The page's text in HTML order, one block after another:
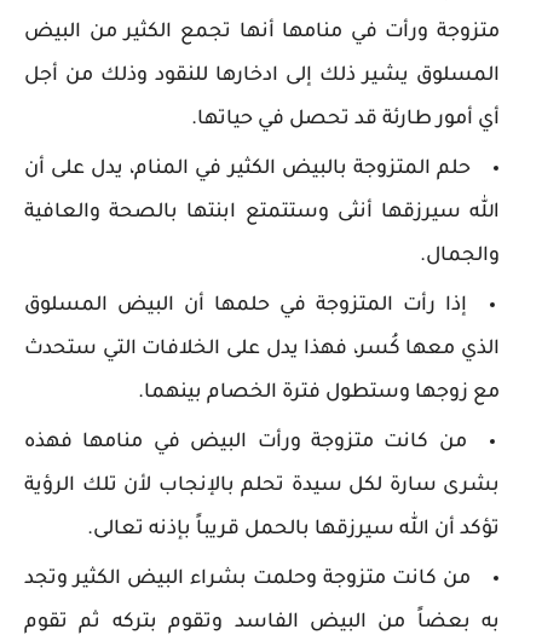
متزوجة ورأت في منامها أنها تجمع الكثير من البيض
المسلوق يشير ذلك إلى ادخارها للنقود وذلك من أجل
أي أمور طارئة قد تحصل في حياتها.
حلم المتزوجة بالبيض الكثير في المنام، يدل على أن
الله سيرزقها أنثى وستتمتع ابنتها بالصحة والعافية
والجمال.
إذا رأت المتزوجة في حلمها أن البيض المسلوق
الذي معها كُسر، فهذا يدل على الخلافات التي ستحدث
مع زوجها وستطول فترة الخصام بينهما.
من كانت متزوجة ورأت البيض في منامها فهذه
بشرى سارة لكل سيدة تحلم بالإنجاب لأن تلك الرؤية
تؤكد أن الله سيرزقها بالحمل قريباً بإذنه تعالى.
من كانت متزوجة وحلمت بشراء البيض الكثير وتجد
به بعضاً من البيض الفاسد وتقوم بتركه ثم تقوم